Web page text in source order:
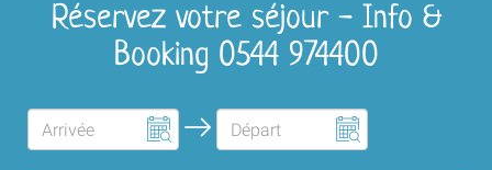
Réservez votre séjour - Info &
Booking 0544 974400